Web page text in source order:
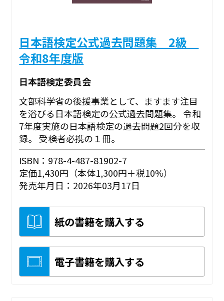
日本語検定公式過去問題集 2級
令和8年度版
日本語検定委員会
文部科学省の後援事業として、ますます注目
を浴びる日本語検定の公式過去問題集。 令和
7年度実施の日本語検定の過去問題2回分を収
録。 受検者必携の１冊。
ISBN：978-4-487-81902-7
定価1,430円（本体1,300円＋税10%）
発売年月日：2026年03月17日
紙の書籍を購入する
電子書籍を購入する